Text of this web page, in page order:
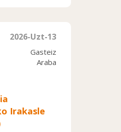
2026-Uzt-13
Gasteiz
Araba
Irakasle